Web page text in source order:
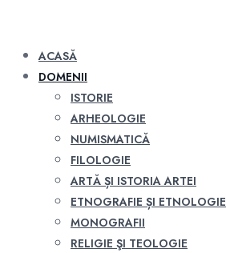
ACASĂ
DOMENII
ISTORIE
ARHEOLOGIE
NUMISMATICĂ
FILOLOGIE
ARTĂ ȘI ISTORIA ARTEI
ETNOGRAFIE ȘI ETNOLOGIE
MONOGRAFII
RELIGIE ŞI TEOLOGIE